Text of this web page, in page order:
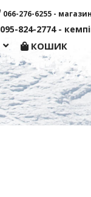
КОШИК
066-276-6255 - магазин
095-824-2774 -